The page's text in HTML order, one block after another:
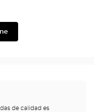
de calidad es